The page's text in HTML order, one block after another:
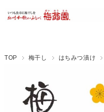
TOP 梅干し はちみつ漬け